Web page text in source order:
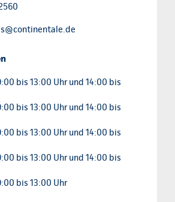
bis 13:00 Uhr und 14:00 bis
bis 13:00 Uhr und 14:00 bis
bis 13:00 Uhr und 14:00 bis
bis 13:00 Uhr und 14:00 bis
bis 13:00 Uhr